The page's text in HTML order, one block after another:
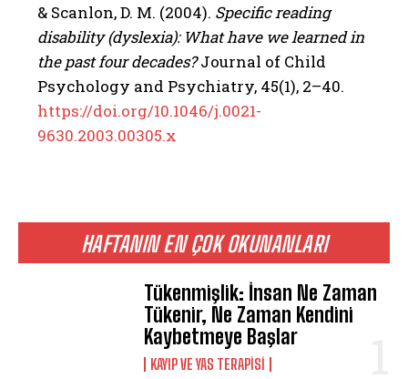
HAFTANIN EN ÇOK OKUNANLARI
Tükenmişlik: İnsan Ne Zaman
Tükenir, Ne Zaman Kendini
Kaybetmeye Başlar
KAYIP VE YAS TERAPISI
& Scanlon, D. M. (2004). Specific reading
disability (dyslexia): What have we learned in
the past four decades?Journal of Child
Psychology and Psychiatry, 45(1), 2–40.
https://doi.org/10.1046/j.0021-
9630.2003.00305.x